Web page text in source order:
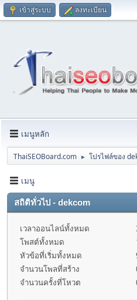
เข้าสู่ระบบ ลงทะเบียน
เมนูหลัก
ThaiSEOBoard.com ► โปรไฟล์ของ
เมนู
สถิติทั่วไป - dekcom
เวลาออนไลน์ทั้งหมด
โพสต์ทั้งหมด
หัวข้อที่เริ่มทั้งหมด
จำนวนโพลที่สร้าง
จำนวนครั้งที่โหวต